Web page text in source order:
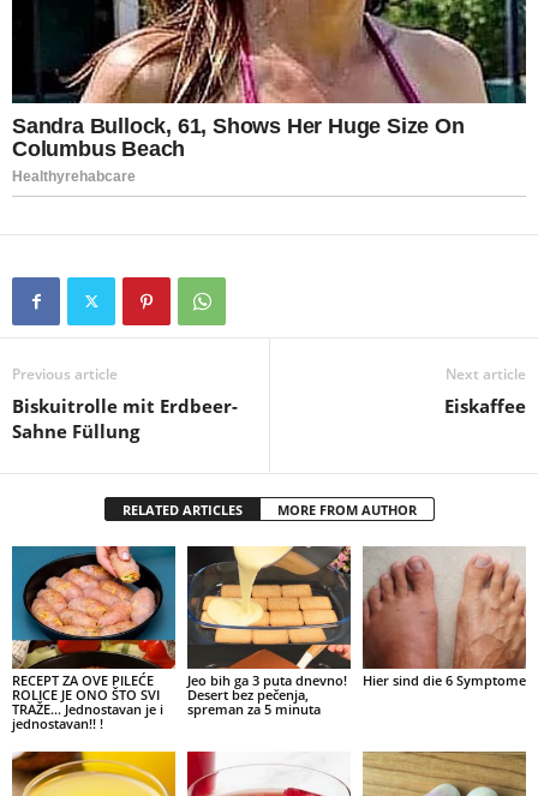
Previous article
Biskuitrolle mit Erdbeer-
Sahne Füllung
Next article
Eiskaffee
RELATED ARTICLES MORE FROM AUTHOR
RECEPT ZA OVE PILEĆE
ROLICE JE ONO ŠTO SVI
TRAŽE… Jednostavan je i
jednostavan!! !
Jeo bih ga 3 puta dnevno!
Desert bez pečenja,
spreman za 5 minuta
Hier sind die 6 Symptome